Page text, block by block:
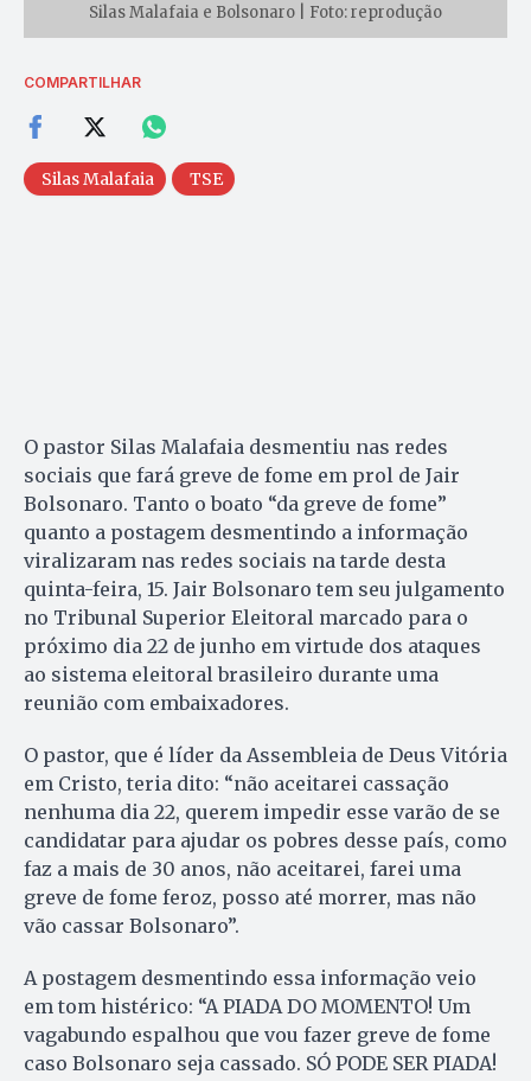
Silas Malafaia e Bolsonaro | Foto: reprodução
COMPARTILHAR
Silas Malafaia TSE
O pastor Silas Malafaia desmentiu nas redes
sociais que fará greve de fome em prol de Jair
Bolsonaro. Tanto o boato “da greve de fome”
quanto a postagem desmentindo a informação
viralizaram nas redes sociais na tarde desta
quinta-feira, 15. Jair Bolsonaro tem seu julgamento
no Tribunal Superior Eleitoral marcado para o
próximo dia 22 de junho em virtude dos ataques
ao sistema eleitoral brasileiro durante uma
reunião com embaixadores.
O pastor, que é líder da Assembleia de Deus Vitória
em Cristo, teria dito: “não aceitarei cassação
nenhuma dia 22, querem impedir esse varão de se
candidatar para ajudar os pobres desse país, como
faz a mais de 30 anos, não aceitarei, farei uma
greve de fome feroz, posso até morrer, mas não
vão cassar Bolsonaro”.
A postagem desmentindo essa informação veio
em tom histérico: “A PIADA DO MOMENTO! Um
vagabundo espalhou que vou fazer greve de fome
caso Bolsonaro seja cassado. SÓ PODE SER PIADA!